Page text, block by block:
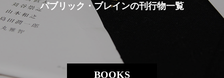
BOOKS
パブリ ッ ク ・ブレイ ンの刊 行物一覧